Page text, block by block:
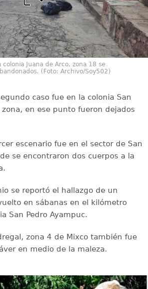
colonia Juana de Arco, zona 18 se
(Foto: Archivo/Soy502)
caso fue en la colonia San
en ese punto fueron dejados
escenario fue en el sector de San
se encontraron dos cuerpos a la
se reportó el hallazgo de un
en sábanas en el kilómetro
San Pedro Ayampuc.
zona 4 de Mixco también fue
en medio de la maleza.